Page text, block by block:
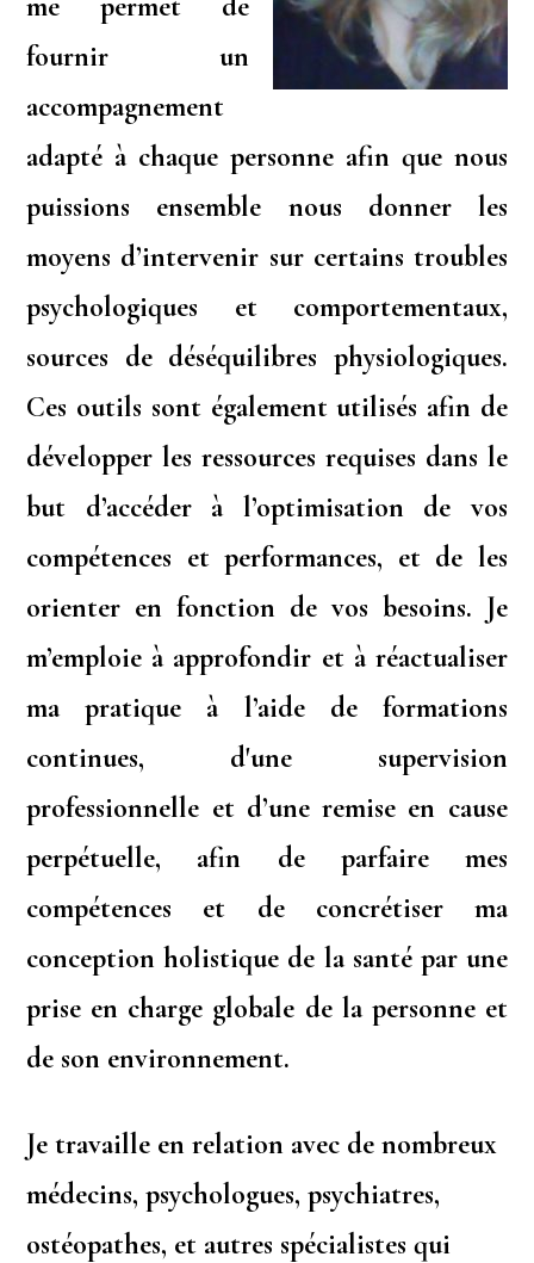
fournir un
accompagnement
adapté à chaque personne afin que nous
puissions ensemble nous donner les
moyens d’intervenir sur certains troubles
psychologiques et comportementaux,
sources de déséquilibres physiologiques.
Ces outils sont également utilisés afin de
développer les ressources requises dans le
but d’accéder à l’optimisation de vos
compétences et performances, et de les
orienter en fonction de vos besoins. Je
m’emploie à approfondir et à réactualiser
ma pratique à l’aide de formations
continues, d'une supervision
professionnelle et d’une remise en cause
perpétuelle, afin de parfaire mes
compétences et de concrétiser ma
conception holistique de la santé par une
prise en charge globale de la personne et
de son environnement.
Je travaille en relation avec de nombreux
médecins, psychologues, psychiatres,
ostéopathes, et autres spécialistes qui